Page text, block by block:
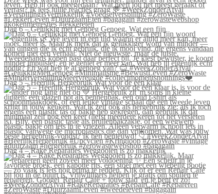
Dag 6 – Gelukkig met Genoeg Genoeg. Wat een fijn
Dag 5 – Heerlijk Hergebruik Wat voor de één klaar
Dag 4 – Rake Reparaties Weggooien is zo makkelijk